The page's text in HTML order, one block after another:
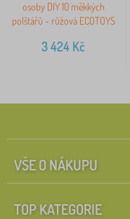
osoby DIY 10 měkkých
polštářů - růžová ECOTOYS
3 424 Kč
VŠE O NÁKUPU
TOP KATEGORIE